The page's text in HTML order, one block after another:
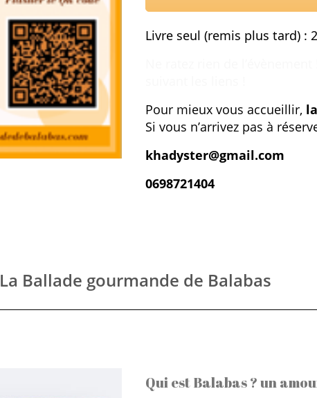
Livre seul (remis plus tard) :
Pour mieux vous accueillir,
Si vous n’arrivez pas à
khadyster@gmail.com
0698721404
La Ballade gourmande de Balabas
Qui est Balabas ? un